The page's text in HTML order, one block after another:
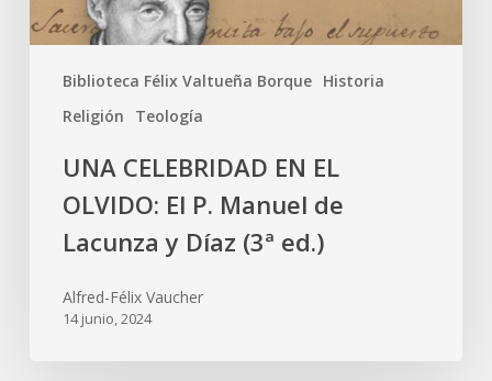
Biblioteca Félix Valtueña Borque Historia
Religión
Teología
UNA CELEBRIDAD EN EL
OLVIDO: El P. Manuel de
Lacunza y Díaz (3ª ed.)
Alfred-Félix Vaucher
14 junio, 2024